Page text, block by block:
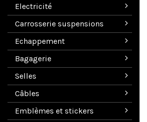
Electricité
Carrosserie suspensions
Echappement
Bagagerie
Selles
Câbles
Emblèmes et stickers